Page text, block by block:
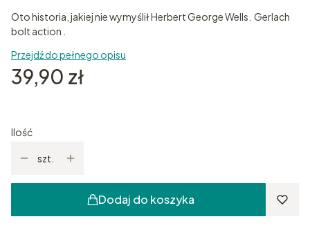
Oto historia, jakiej nie wymyślił Herbert George Wells. Gerlach
bolt action .
Przejdź do pełnego opisu
Cena
39,90 zł
Ilość
szt.
Dodaj do koszyka